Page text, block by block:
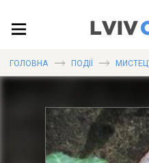
ГОЛОВНА ПОДІЇ